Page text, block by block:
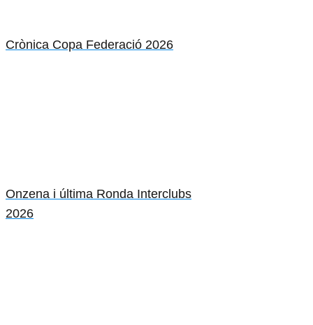
Crònica Copa Federació 2026
Onzena i última Ronda Interclubs
2026